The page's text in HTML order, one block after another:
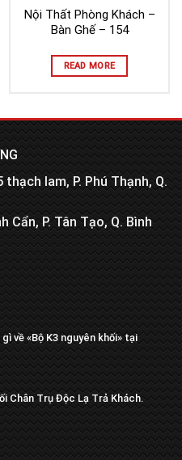
Nội Thất Phòng Khách –
Bàn Ghế – 154
READ MORE
lam, P. Phú Thạnh, Q.
Cẩn, P. Tân Tạo, Q. Bình
về «Bộ K3 nguyên khối» tại
Chân Trụ Độc Lạ Trả Khách.